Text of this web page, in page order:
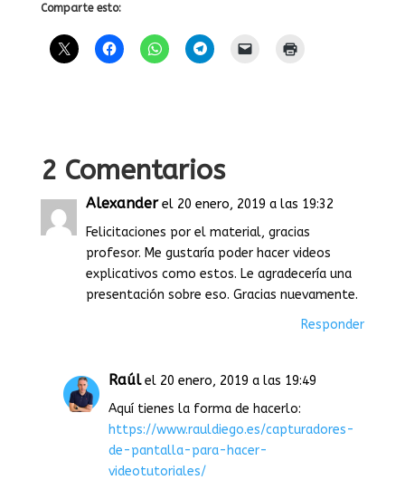
Comparte esto:
2 Comentarios
Alexander el 20 enero, 2019 a las 19:32
Felicitaciones por el material, gracias
profesor. Me gustaría poder hacer videos
explicativos como estos. Le agradecería una
presentación sobre eso. Gracias nuevamente.
Responder
Raúl el 20 enero, 2019 a las 19:49
Aquí tienes la forma de hacerlo:
https://www.rauldiego.es/capturadores-
de-pantalla-para-hacer-
videotutoriales/